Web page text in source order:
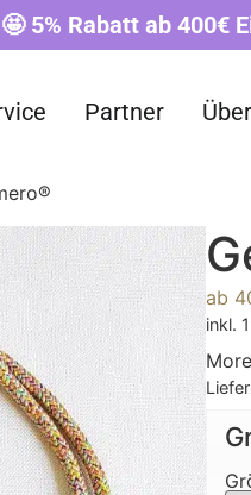
5% Rabatt ab 400€
Partner
ab
inkl.